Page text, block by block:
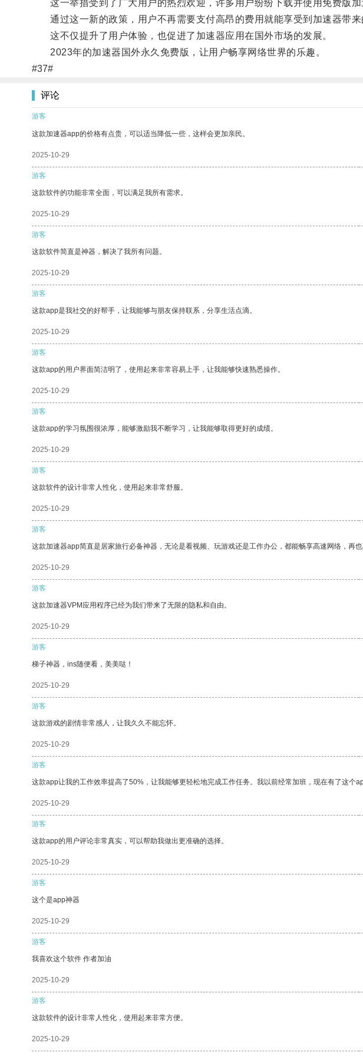
这一举措受到了广大用户的热烈欢迎，许多用户纷纷下载并使用免费版加
通过这一新的政策，用户不再需要支付高昂的费用就能享受到加速器带来
这不仅提升了用户体验，也促进了加速器应用在国外市场的发展。
2023年的加速器国外永久免费版，让用户畅享网络世界的乐趣。
#37#
评论
游客
这款加速器app的价格有点贵，可以适当降低一些，这样会更加亲民。
2025-10-29
游客
这款软件的功能非常全面，可以满足我所有需求。
2025-10-29
游客
这款软件简直是神器，解决了我所有问题。
2025-10-29
游客
这款app是我社交的好帮手，让我能够与朋友保持联系，分享生活点滴。
2025-10-29
游客
这款app的用户界面简洁明了，使用起来非常容易上手，让我能够快速熟悉操作。
2025-10-29
游客
这款app的学习氛围很浓厚，能够激励我不断学习，让我能够取得更好的成绩。
2025-10-29
游客
这款软件的设计非常人性化，使用起来非常舒服。
2025-10-29
游客
这款加速器app简直是居家旅行必备神器，无论是看视频、玩游戏还是工作办公，都能畅享高速网络，再
2025-10-29
游客
这款加速器VPM应用程序已经为我们带来了无限的隐私和自由。
2025-10-29
游客
梯子神器，ins随便看，美美哒！
2025-10-29
游客
这款游戏的剧情非常感人，让我久久不能忘怀。
2025-10-29
游客
这款app让我的工作效率提高了50%，让我能够更轻松地完成工作任务。我以前经常加班，现在有了这个
2025-10-29
游客
这款app的用户评论非常真实，可以帮助我做出更准确的选择。
2025-10-29
游客
这个是app神器
2025-10-29
游客
我喜欢这个软件 作者加油
2025-10-29
游客
这款软件的设计非常人性化，使用起来非常方便。
2025-10-29